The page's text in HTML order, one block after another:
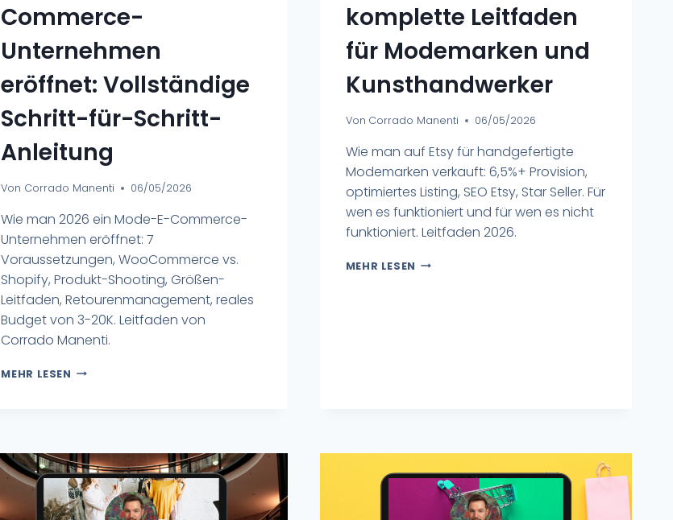
Commerce-
Unternehmen
eröffnet: Vollständige
Schritt-für-Schritt-
Anleitung
Von Corrado Manenti 06/05/2026
Wie man 2026 ein Mode-E-Commerce-
Unternehmen eröffnet: 7
Voraussetzungen, WooCommerce vs.
Shopify, Produkt-Shooting, Größen-
Leitfaden, Retourenmanagement, reales
Budget von 3-20K. Leitfaden von
Corrado Manenti.
MEHR LESEN
komplette Leitfaden
für Modemarken und
Kunsthandwerker
Von Corrado Manenti 06/05/2026
Wie man auf Etsy für handgefertigte
Modemarken verkauft: 6,5%+ Provision,
optimiertes Listing, SEO Etsy, Star Seller. Für
wen es funktioniert und für wen es nicht
funktioniert. Leitfaden 2026.
MEHR LESEN